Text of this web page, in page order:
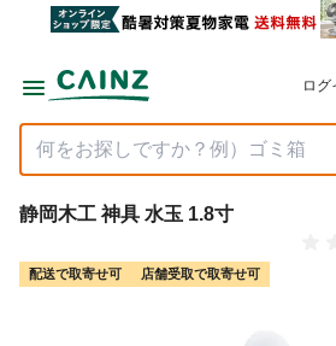
ロ
静岡木工 神具 水玉 1.8寸
配送で取寄せ可 店舗受取で取寄せ可